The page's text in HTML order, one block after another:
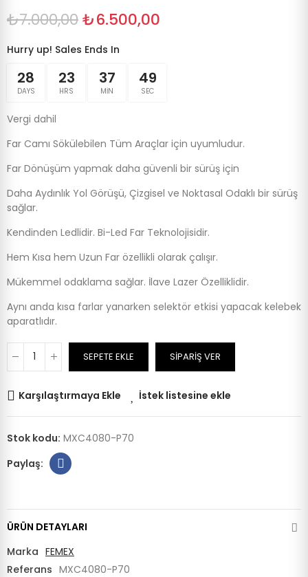
₺7.000,00₺6.500,00
Hurry up! Sales Ends In
28
DAYS
23
HRS
37
MIN
49
SEC
Vergi dahil
Far Camı Sökülebilen Tüm Araçlar için uyumludur.
Far Dönüşüm yapmak daha güvenli bir sürüş için
Daha Aydınlık Yol Görüşü, Çizgisel ve Noktasal Odaklı bir sürüş
sağlar.
Kendinden Ledlidir. Bi-Led Far Teknolojisidir.
Hem Kısa hem Uzun Far özellikli olarak çalışır.
Mükemmel odaklama sağlar. İlave Lazer Özelliklidir.
Aynı anda kısa farlar yanarken selektör etkisi yapacak kelebek
aparatlıdır.
SEPETE EKLE SIPARIŞ VER
Karşılaştırmaya Ekle İstek listesine ekle
Stok kodu: MXC4080-P70
ÜRÜN DETAYLARI
Marka FEMEX
Referans MXC4080-P70